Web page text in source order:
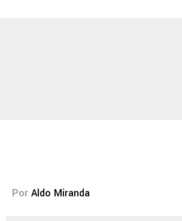
Por Aldo Miranda